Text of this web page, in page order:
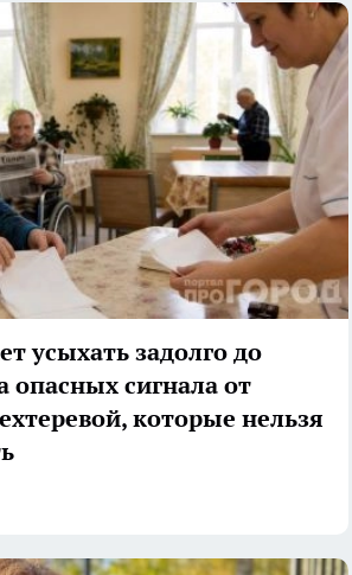
усыхать задолго до
опасных сигнала от
которые нельзя